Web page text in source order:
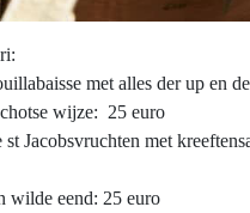
met alles der up en
wijze: 25 euro
st Jacobsvruchten met
wilde eend: 25 euro